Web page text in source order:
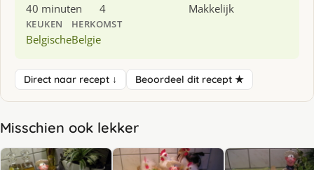
40 minuten 4 Makkelijk
KEUKEN
Belgische
HERKOMST
Belgie
Direct naar recept ↓ Beoordeel dit recept ★
Misschien ook lekker